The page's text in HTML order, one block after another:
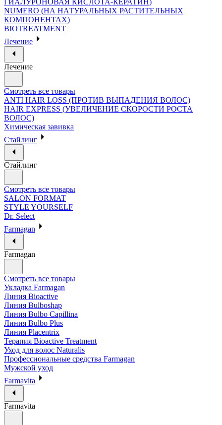
NUMERO (НА НАТУРАЛЬНЫХ РАСТИТЕЛЬНЫХ
КОМПОНЕНТАХ)
BIOTREATMENT
Лечение
Лечение
Смотреть все товары
ANTI HAIR LOSS (ПРОТИВ ВЫПАДЕНИЯ ВОЛОС)
HAIR EXPRESS (УВЕЛИЧЕНИЕ СКОРОСТИ РОСТА
ВОЛОС)
Химическая завивка
Стайлинг
Стайлинг
Смотреть все товары
SALON FORMAT
STYLE YOURSELF
Dr. Select
Farmagan
Farmagan
Смотреть все товары
Укладка Farmagan
Линия Bioactive
Линия Bulboshap
Линия Bulbo Capillina
Линия Bulbo Plus
Линия Placentrix
Терапия Bioactive Treatment
Уход для волос Naturalis
Профессиональные средства Farmagan
Мужской уход
Farmavita
Farmavita